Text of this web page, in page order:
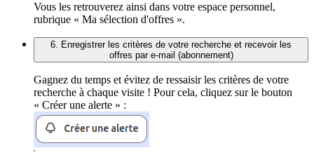
Vous les retrouverez ainsi dans votre espace personnel,
rubrique « Ma sélection d'offres ».
6. Enregistrer les critères de votre recherche et recevoir les
offres par e-mail (abonnement)
Gagnez du temps et évitez de ressaisir les critères de votre
recherche à chaque visite ! Pour cela, cliquez sur le bouton
« Créer une alerte » :